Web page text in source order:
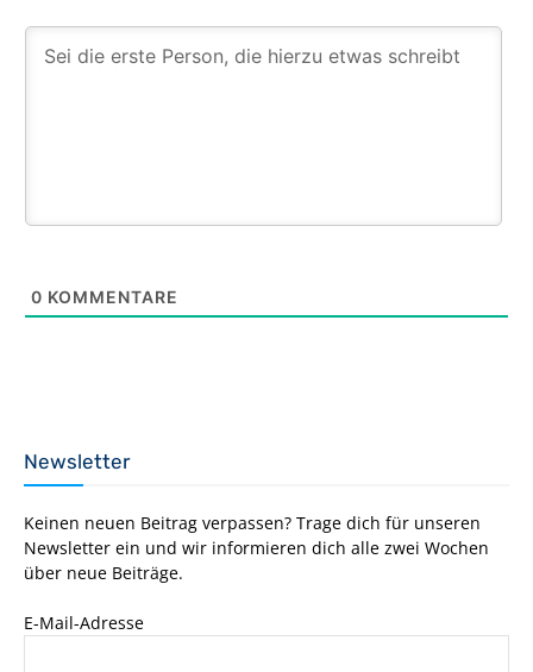
0 KOMMENTARE
Newsletter
Keinen neuen Beitrag verpassen? Trage dich für unseren
Newsletter ein und wir informieren dich alle zwei Wochen
über neue Beiträge.
E-Mail-Adresse